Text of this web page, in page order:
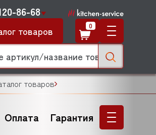
товаров
86-68
0
товаров
Оплата Гарантия